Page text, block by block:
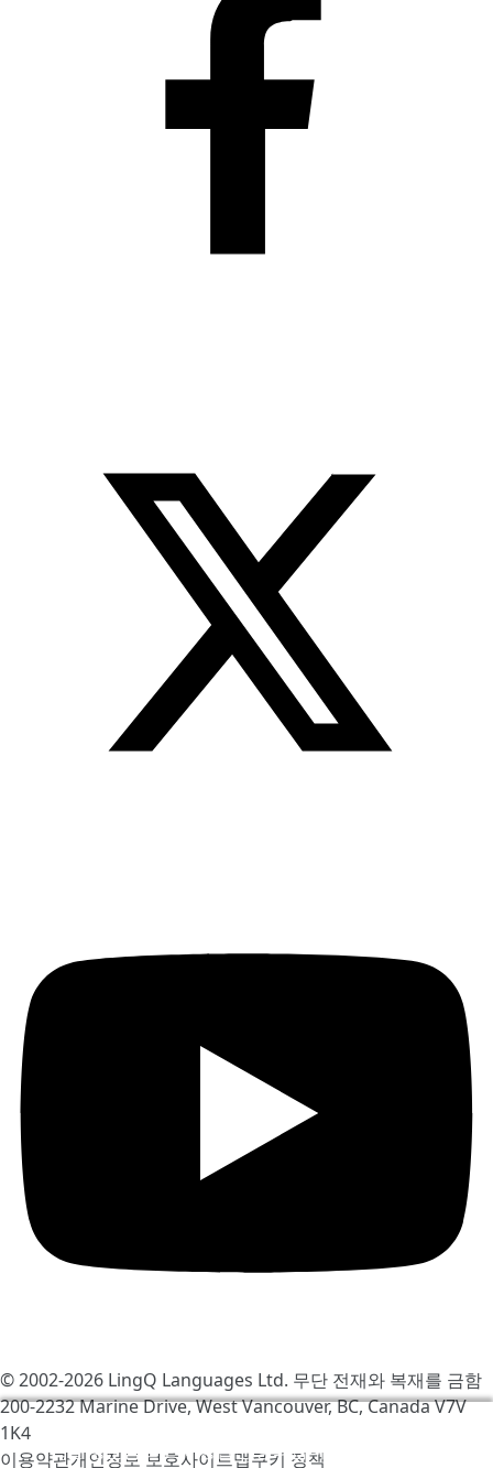
우리는 LingQ를 개선하기 위해서 쿠키를 사용합니다. 사이
트를 방문함으로써 당신은 동의합니다
© 2002-2026 LingQ Languages Ltd. 무단 전재와 복재를 금함
200-2232 Marine Drive, West Vancouver, BC, CanadaV7V
1K4
이용약관개인정보 보호사이트맵쿠키 정책